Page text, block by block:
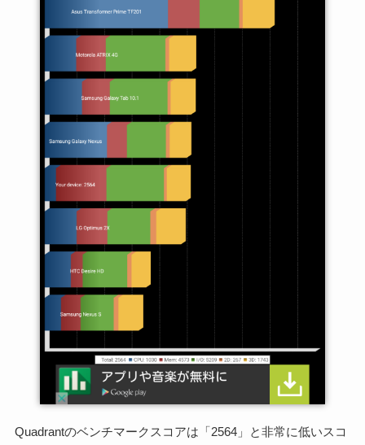
Quadrantのベンチマークスコアは「2564」と非常に低いスコ